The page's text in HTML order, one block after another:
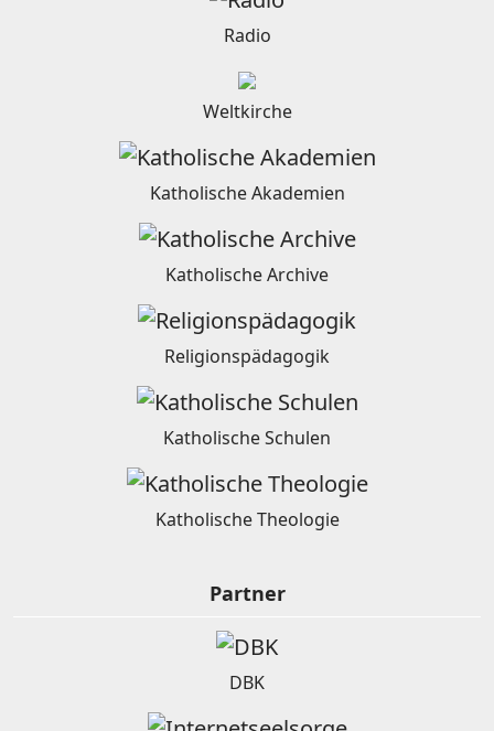
Radio
Weltkirche
Katholische Akademien
Katholische Archive
Religionspädagogik
Katholische Schulen
Katholische Theologie
Partner
DBK